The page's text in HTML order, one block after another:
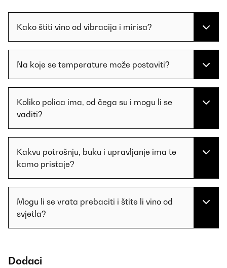
Kako štiti vino od vibracija i mirisa?
Na koje se temperature može postaviti?
Koliko polica ima, od čega su i mogu li se
vaditi?
Kakvu potrošnju, buku i upravljanje ima te
kamo pristaje?
Mogu li se vrata prebaciti i štite li vino od
svjetla?
Dodaci